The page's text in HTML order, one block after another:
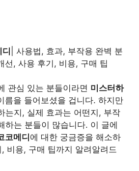
| 사용법, 효과, 부작용 완벽 분
선, 사용 후기, 비용, 구매 팁
관심 있는 분들이라면 미스터하
름을 들어보셨을 겁니다. 하지만
는지, 실제 효과는 어떤지, 부작
하는 분들이 많습니다. 이 글에
코메디 에 대한 궁금증을 해소하
비용, 구매 팁까지 알려알려드